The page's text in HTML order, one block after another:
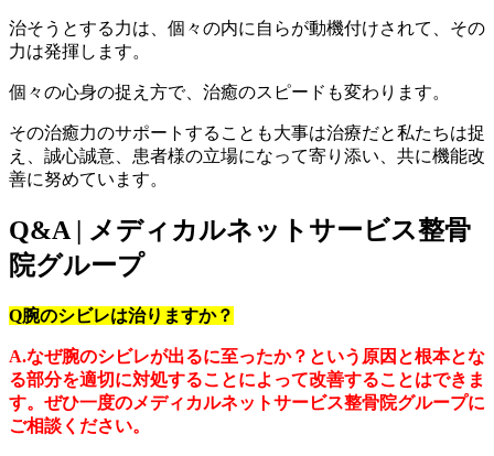
治そうとする力は、個々の内に自らが動機付けされて、その
力は発揮します。
個々の心身の捉え方で、治癒のスピードも変わります。
その治癒力のサポートすることも大事は治療だと私たちは捉
え、誠心誠意、患者様の立場になって寄り添い、共に機能改
善に努めています。
Q&A | メディカルネットサービス整骨
院グループ
Q腕のシビレは治りますか？
A.なぜ腕のシビレが出るに至ったか？という原因と根本とな
る部分を適切に対処することによって改善することはできま
す。ぜひ一度のメディカルネットサービス整骨院グループに
ご相談ください。